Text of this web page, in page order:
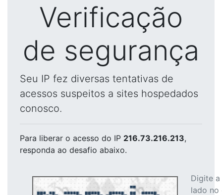
Verificação
de segurança
Seu IP fez diversas tentativas de
acessos suspeitos a sites hospedados
conosco.
Para liberar o acesso do IP 216.73.216.213,
responda ao desafio abaixo.
Digite
lado no